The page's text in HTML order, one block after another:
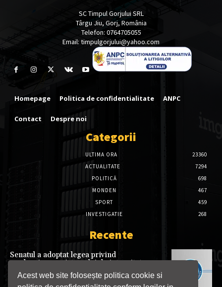
Acest web site folosește politica cookie si
SC Timpul Gorjului SRL
Târgu Jiu, Gorj, România
Telefon: 0764705055
Email: timpulgorjului@yahoo.com
Homepage Politica de confidentialitate ANPC
Contact Despre noi
Categorii
ULTIMA ORA
23360
ACTUALITATE
7294
POLITICĂ
698
MONDEN
467
SPORT
459
INVESTIGATIE
268
Recente
Senatul a adoptat legea privind
modernizarea sistemului de integritate.
Declarațiile de avere și interese vor fi
gestionate prin platforma e-DAI